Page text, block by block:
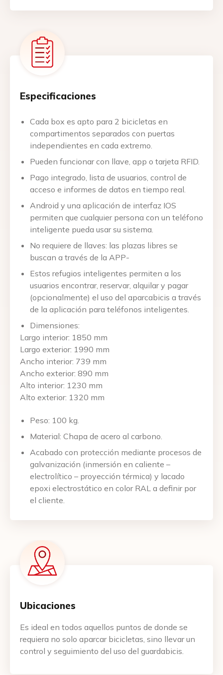
Especificaciones
Cada box es apto para 2 bicicletas en
compartimentos separados con puertas
independientes en cada extremo.
Pueden funcionar con llave, app o tarjeta RFID.
Pago integrado, lista de usuarios, control de
acceso e informes de datos en tiempo real.
Android y una aplicación de interfaz IOS
permiten que cualquier persona con un teléfono
inteligente pueda usar su sistema.
No requiere de llaves: las plazas libres se
buscan a través de la APP-
Estos refugios inteligentes permiten a los
usuarios encontrar, reservar, alquilar y pagar
(opcionalmente) el uso del aparcabicis a través
de la aplicación para teléfonos inteligentes.
Dimensiones:
Largo interior: 1850 mm
Largo exterior: 1990 mm
Ancho interior: 739 mm
Ancho exterior: 890 mm
Alto interior: 1230 mm
Alto exterior: 1320 mm
Peso: 100 kg.
Material: Chapa de acero al carbono.
Acabado con protección mediante procesos de
galvanización (inmersión en caliente –
electrolítico – proyección térmica) y lacado
epoxi electrostático en color RAL a definir por
el cliente.
Ubicaciones
Es ideal en todos aquellos puntos de donde se
requiera no solo aparcar bicicletas, sino llevar un
control y seguimiento del uso del guardabicis.
Nombre
Email
Teléfono